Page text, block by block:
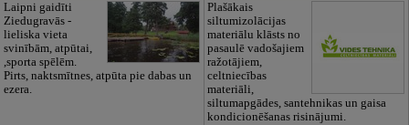
Laipni gaidīti
Ziedugravās -
lieliska vieta
svinībām, atpūtai,
,sporta spēlēm.
Pirts, naktsmītnes, atpūta pie dabas un
ezera.
Plašākais
siltumizolācijas
materiālu klāsts no
pasaulē vadošajiem
ražotājiem,
celtniecības
materiāli,
siltumapgādes, santehnikas un gaisa
kondicionēšanas risinājumi.